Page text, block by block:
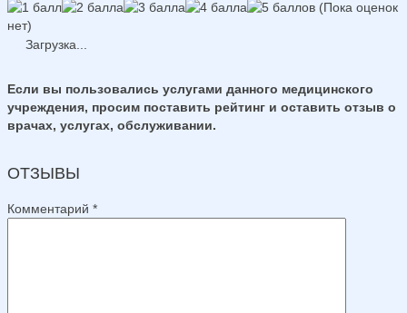
(Пока оценок
нет)
Загрузка...
Если вы пользовались услугами данного медицинского
учреждения, просим поставить рейтинг и оставить отзыв о
врачах, услугах, обслуживании.
ОТЗЫВЫ
Комментарий *